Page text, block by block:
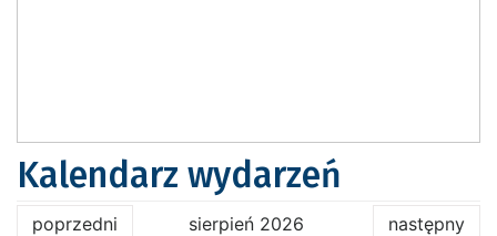
Kalendarz wydarzeń
poprzedni sierpień 2026 następny